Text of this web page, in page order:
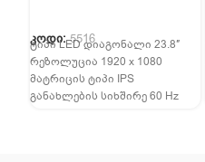
კოდი:5516
ტიპი LED დიაგონალი 23.8″
რეზოლუცია 1920 x 1080
მატრიცის ტიპი IPS
განახლების სიხშირე 60 Hz